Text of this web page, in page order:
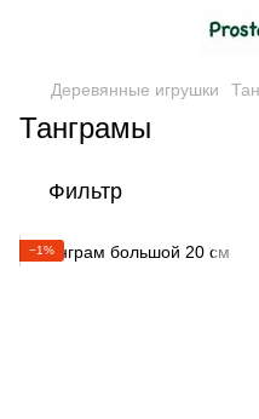
Деревянные игрушки
Танграмы
Фильтр
−1%